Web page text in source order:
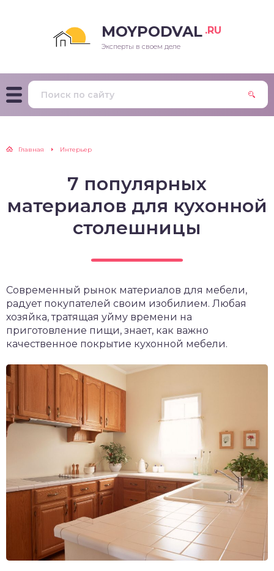
MOYPODVAL .RU
Эксперты в своем деле
Главная Интерьер
7 популярных
материалов для кухонной
столешницы
Современный рынок материалов для мебели,
радует покупателей своим изобилием. Любая
хозяйка, тратящая уйму времени на
приготовление пищи, знает, как важно
качественное покрытие кухонной мебели.